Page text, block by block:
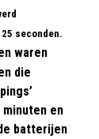
seconden.
waren
die
en
batterijen